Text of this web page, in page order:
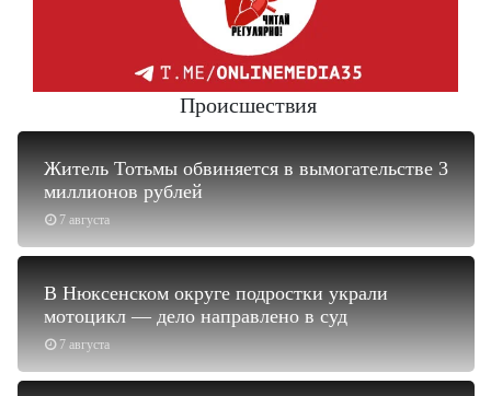
Происшествия
7 августа
Житель Тотьмы обвиняется в вымогательстве 3
миллионов рублей
7 августа
В Нюксенском округе подростки украли
мотоцикл — дело направлено в суд